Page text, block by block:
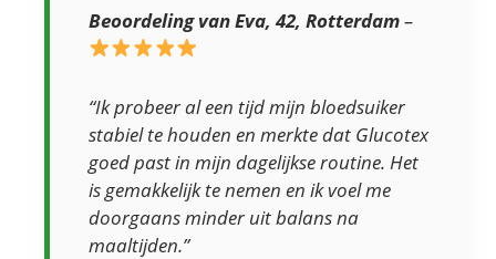
Beoordeling van Eva, 42, Rotterdam–
“Ik probeer al een tijd mijn bloedsuiker
stabiel te houden en merkte dat Glucotex
goed past in mijn dagelijkse routine. Het
is gemakkelijk te nemen en ik voel me
doorgaans minder uit balans na
maaltijden.”